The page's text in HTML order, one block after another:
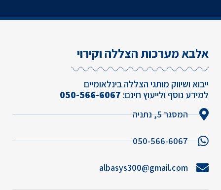
אלבא מערכות הצללה וקירוי
ייבוא ושיווק מותגי הצללה בינלאומיים
למידע נוסף ולייעוץ חינם: 050-566-6067
המסגר 5, נתניה
050-566-6067
albasys300@gmail.com